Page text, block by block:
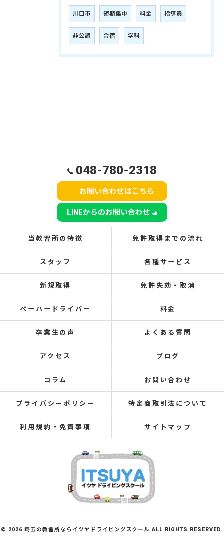
川口市 短期集中 料金 指導員
非公認 合宿 学科
048-780-2318
お問い合わせはこちら
LINEからのお問い合わせ
当教習所の特徴 免許取得までの流れ
スタッフ 各種サービス
新規取得 免許失効・取消
ペーパードライバー 料金
卒業生の声 よくある質問
アクセス ブログ
コラム お問い合わせ
プライバシーポリシー 特定商取引法について
利用規約・免責事項 サイトマップ
© 2026 埼玉の教習所ならイツヤドライビングスクール ALL RIGHTS RESERVED.